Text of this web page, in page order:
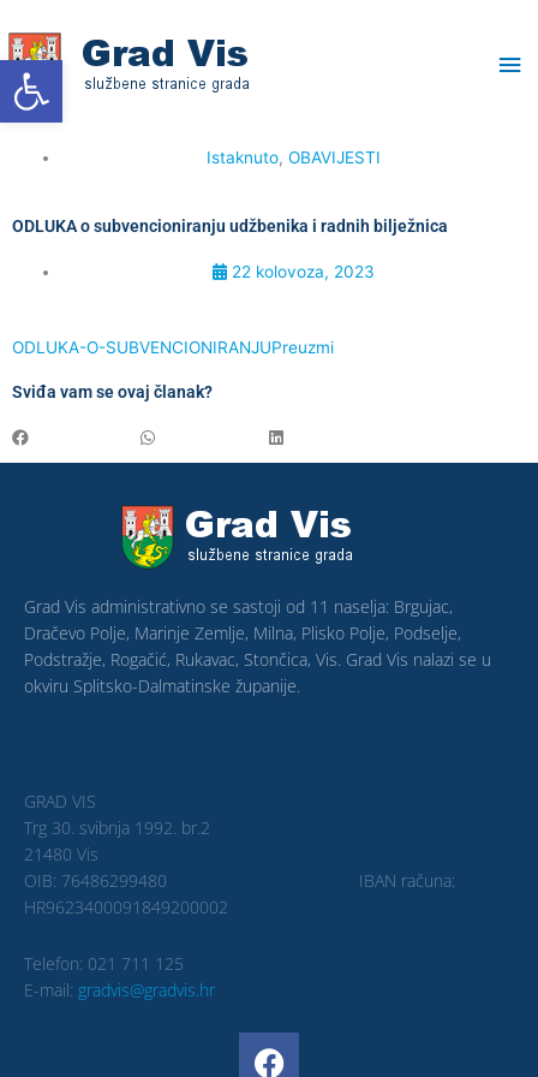
Open toolbar
to
content
Istaknuto,OBAVIJESTI
ODLUKA o subvencioniranju udžbenika i radnih bilježnica
22 kolovoza, 2023
ODLUKA-O-SUBVENCIONIRANJUPreuzmi
Sviđa vam se ovaj članak?
Grad Vis administrativno se sastoji od 11 naselja: Brgujac,
Dračevo Polje, Marinje Zemlje, Milna, Plisko Polje, Podselje,
Podstražje, Rogačić, Rukavac, Stončica, Vis. Grad Vis nalazi se u
okviru Splitsko-Dalmatinske županije.
GRAD VIS
Trg 30. svibnja 1992. br.2
21480 Vis
OIB: 76486299480 IBAN računa:
HR9623400091849200002
Telefon: 021 711 125
E-mail: gradvis@gradvis.hr
F